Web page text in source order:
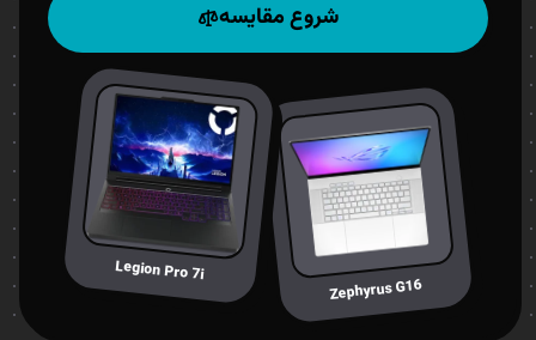
شروع مقایسه
Zephyrus G16
Legion Pro 7i